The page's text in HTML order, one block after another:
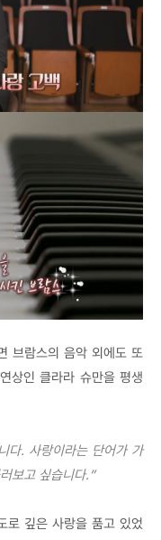
브람스의 음악 외에도 또
상인 클라라 슈만을 평생
다. 사랑이라는 단어가 가
보고 싶습니다.”
로 깊은 사랑을 품고 있었